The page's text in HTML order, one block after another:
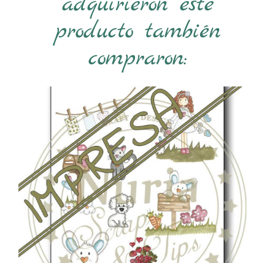
producto también
compraron: